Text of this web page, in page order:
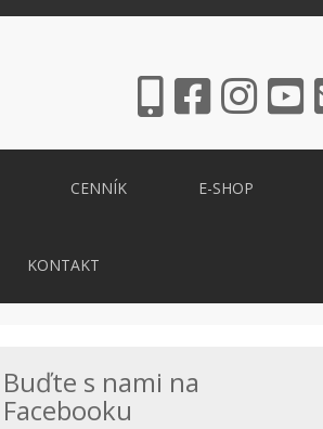
CENNÍK E-SHOP
KONTAKT
Buďte s nami na
Facebooku